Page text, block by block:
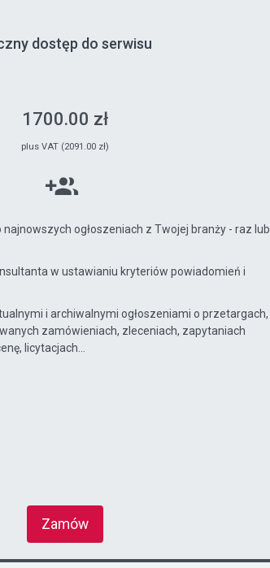
dostęp do serwisu
1700.00 zł
plus VAT (2091.00 zł)
ogłoszeniach z Twojej branży - raz lub
w ustawianiu kryteriów powiadomień i
i archiwalnymi ogłoszeniami o przetargach,
zamówieniach, zleceniach, zapytaniach
licytacjach...
Zamów